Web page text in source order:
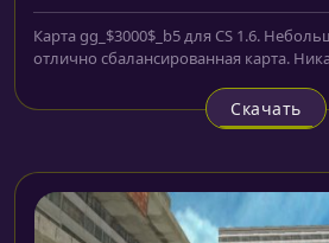
Карта gg_$3000$_b5 для CS 1.6.
отлично сбалансированная карта.
Скачать